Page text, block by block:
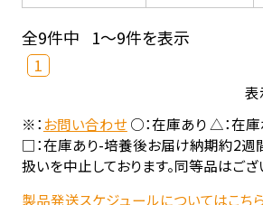
全9件中 1～9件を表示
1
表
※：お問い合わせ○：在庫あり △：在
□：在庫あり-培養後お届け納期約2週
扱いを中止しております。同等品はござ
製品発送スケジュールについてはこち